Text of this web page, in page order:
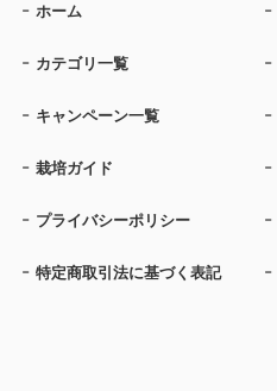
ホーム
カテゴリ一覧
キャンペーン一覧
栽培ガイド
プライバシーポリシー
特定商取引法に基づく表記